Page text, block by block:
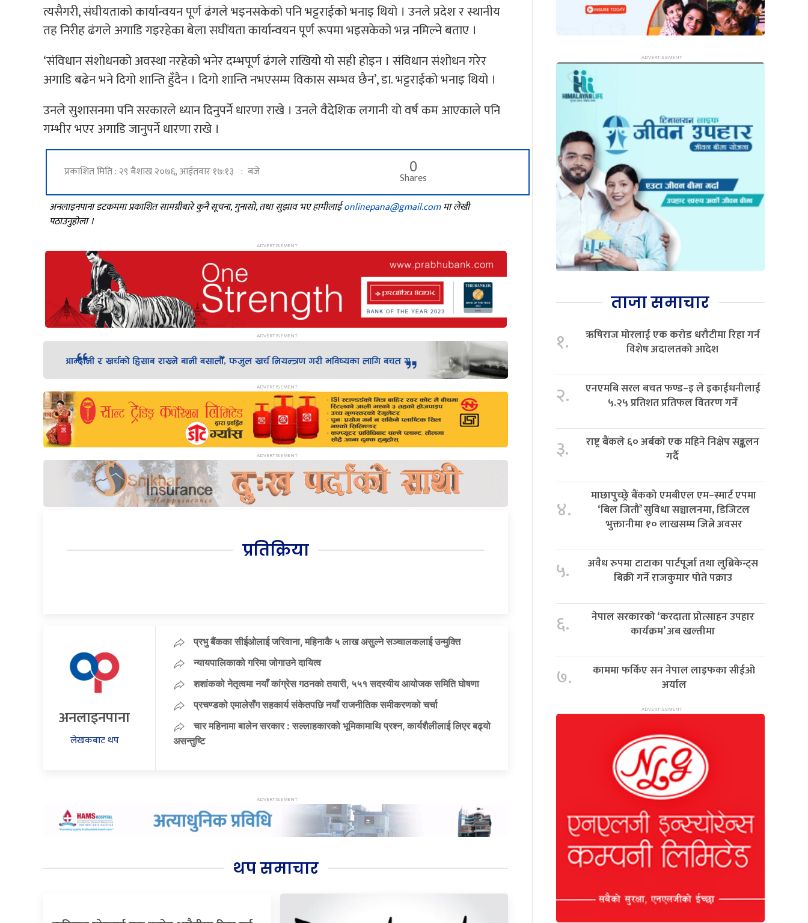
त्यसैगरी, संघीयताको कार्यान्वयन पूर्ण ढंगले भइनसकेको पनि भट्टराईको भनाइ थियो । उनले प्रदेश र स्थानीय
तह निरीह ढंगले अगाडि गइरहेका बेला सघींयता कार्यान्वयन पूर्ण रूपमा भइसकेको भन्न नमिल्ने बताए ।
‘संविधान संशोधनको अवस्था नरहेको भनेर दम्भपूर्ण ढंगले राखियो यो सही होइन । संविधान संशोधन गरेर
अगाडि बढेन भने दिगो शान्ति हुँदैन । दिगो शान्ति नभएसम्म विकास सम्भव छैन’, डा. भट्टराईको भनाइ थियो ।
उनले सुशासनमा पनि सरकारले ध्यान दिनुपर्ने धारणा राखे । उनले वैदेशिक लगानी यो वर्ष कम आएकाले पनि
गम्भीर भएर अगाडि जानुपर्ने धारणा राखे ।
प्रकाशित मिति : २९ बैशाख २०७६, आईतवार १७:१३ : बजे 0
Shares
अनलाइनपाना डटकममा प्रकाशित सामग्रीबारे कुनै सूचना, गुनासो, तथा सुझाव भए हामीलाईonlinepana@gmail.comमा लेखी
पठाउनुहोला ।
प्रतिक्रिया
अनलाइनपाना
लेखकबाट थप
प्रभु बैंकका सीईओलाई जरिवाना, महिनाकै ५ लाख असुल्ने सञ्चालकलाई उन्मुक्ति
न्यायपालिकाको गरिमा जोगाउने दायित्व
शशांकको नेतृत्वमा नयाँ कांग्रेस गठनको तयारी, ५५१ सदस्यीय आयोजक समिति घोषणा
प्रचण्डको एमालेसँग सहकार्य संकेतपछि नयाँ राजनीतिक समीकरणको चर्चा
चार महिनामा बालेन सरकार : सल्लाहकारको भूमिकामाथि प्रश्न, कार्यशैलीलाई लिएर बढ्यो
असन्तुष्टि
थप समाचार
ताजा समाचार
१.
ऋषिराज मोरलाई एक करोड धरौटीमा रिहा गर्न
विशेष अदालतको आदेश
२.
एनएमबि सरल बचत फण्ड–इ ले इकाईधनीलाई
५.२५ प्रतिशत प्रतिफल वितरण गर्ने
३.
राष्ट्र बैंकले ६० अर्बको एक महिने निक्षेप सङ्कलन
गर्दै
४.
माछापुच्छ्रे बैंकको एमबीएल एम–स्मार्ट एपमा
‘बिल जितौं’ सुविधा सञ्चालनमा, डिजिटल
भुक्तानीमा १० लाखसम्म जित्ने अवसर
५.
अवैध रुपमा टाटाका पार्टपूर्जा तथा लुब्रिकेन्ट्स
बिक्री गर्ने राजकुमार पोते पक्राउ
६.
नेपाल सरकारको ‘करदाता प्रोत्साहन उपहार
कार्यक्रम’ अब खल्तीमा
७.
काममा फर्किए सन नेपाल लाइफका सीईओ
अर्याल